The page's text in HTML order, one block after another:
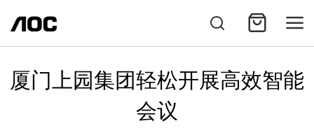
厦门上园集团轻松开展高效智能
会议